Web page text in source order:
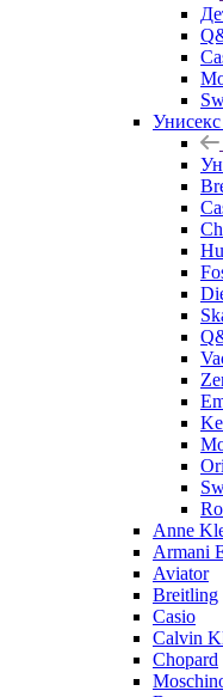
Унисекс
Anne
Armani
Aviator
Breitling
Casio
Calvin
Chopard